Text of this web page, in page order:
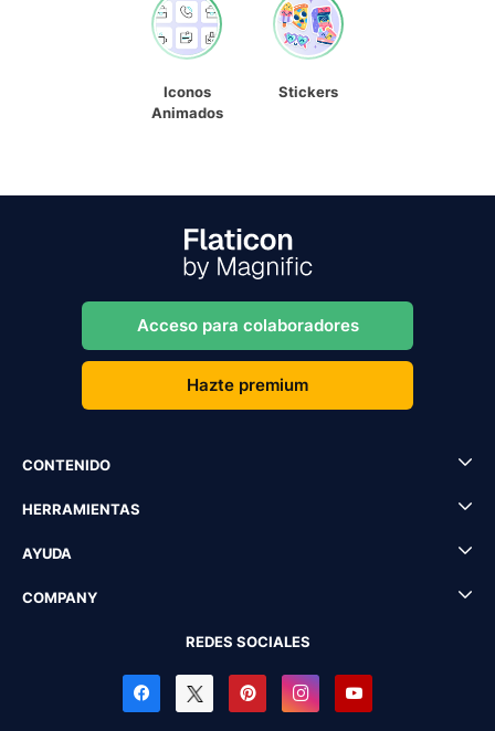
Iconos
Animados
Stickers
Acceso para colaboradores
Hazte premium
CONTENIDO
HERRAMIENTAS
AYUDA
COMPANY
REDES SOCIALES